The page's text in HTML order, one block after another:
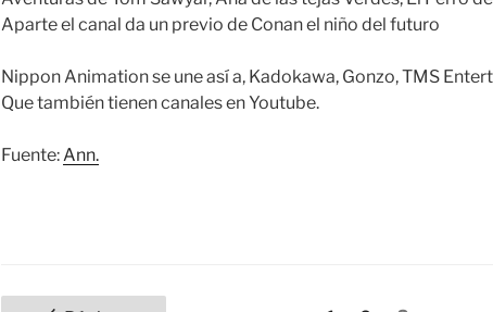
Aparte el canal da un previo de Conan el niño del futuro
Nippon Animation se une así a, Kadokawa, Gonzo, TMS
Que también tienen canales en Youtube.
Fuente:Ann.